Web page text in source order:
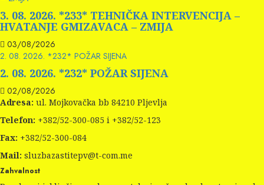
3. 08. 2026. *233* TEHNIČKA INTERVENCIJA –
HVATANJE GMIZAVACA – ZMIJA
03/08/2026
2. 08. 2026. *232* POŽAR SIJENA
2. 08. 2026. *232* POŽAR SIJENA
02/08/2026
Adresa: ul. Mojkovačka bb 84210 Pljevlja
Telefon: +382/52-300-085 i +382/52-123
Fax: +382/52-300-084
Mail: sluzbazastitepv@t-com.me
Zahvalnost